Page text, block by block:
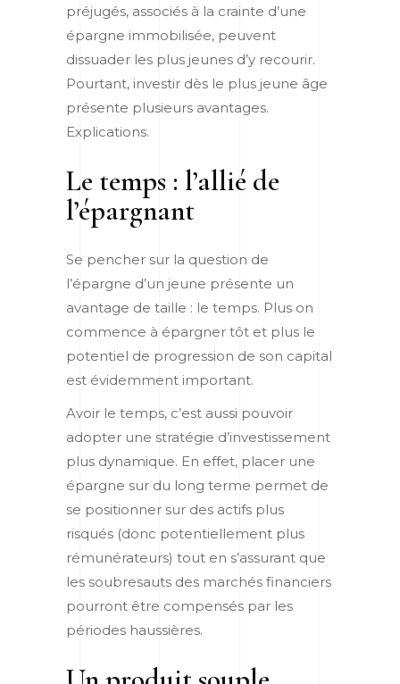
préjugés, associés à la crainte d’une
épargne immobilisée, peuvent
dissuader les plus jeunes d’y recourir.
Pourtant, investir dès le plus jeune âge
présente plusieurs avantages.
Explications.
Le temps : l’allié de
l’épargnant
Se pencher sur la question de
l’épargne d’un jeune présente un
avantage de taille : le temps. Plus on
commence à épargner tôt et plus le
potentiel de progression de son capital
est évidemment important.
Avoir le temps, c’est aussi pouvoir
adopter une stratégie d’investissement
plus dynamique. En effet, placer une
épargne sur du long terme permet de
se positionner sur des actifs plus
risqués (donc potentiellement plus
rémunérateurs) tout en s’assurant que
les soubresauts des marchés financiers
pourront être compensés par les
périodes haussières.